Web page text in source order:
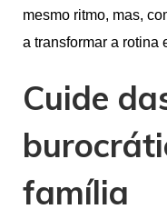
mesmo ritmo, mas,
a transformar a rotina
Cuide
família